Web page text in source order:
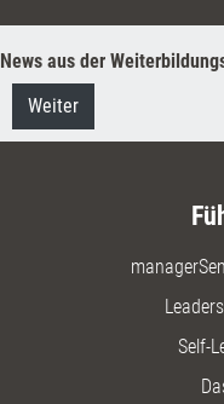
News aus der
Weiter
Self-